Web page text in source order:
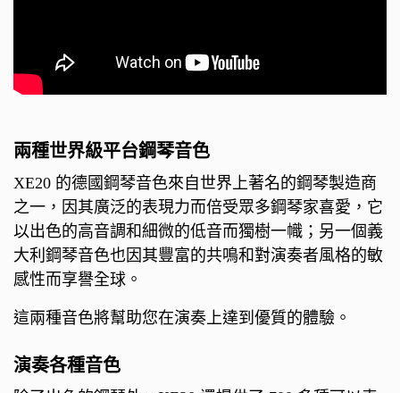
兩種世界級平台鋼琴音色
XE20 的德國鋼琴音色來自世界上著名的鋼琴製造商
之一，因其廣泛的表現力而倍受眾多鋼琴家喜愛，它
以出色的高音調和細微的低音而獨樹一幟；另一個義
大利鋼琴音色也因其豐富的共鳴和對演奏者風格的敏
感性而享譽全球。
這兩種音色將幫助您在演奏上達到優質的體驗。
演奏各種音色